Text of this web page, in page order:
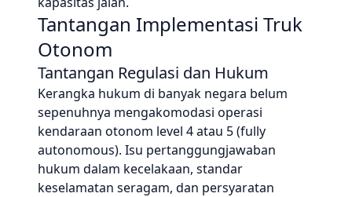
Tantangan Implementasi Truk
Otonom
Tantangan Regulasi dan Hukum
Kerangka hukum di banyak negara belum
sepenuhnya mengakomodasi operasi
kendaraan otonom level 4 atau 5 (fully
autonomous). Isu pertanggungjawaban
hukum dalam kecelakaan, standar
keselamatan seragam, dan persyaratan